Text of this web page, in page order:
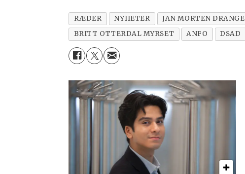
RÆDER NYHETER JAN MORTEN DRANGE
BRITT OTTERDAL MYRSET
ANFO DSAD